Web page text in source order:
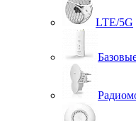
LTE/5G